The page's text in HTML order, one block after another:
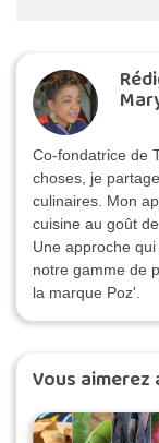
Co-fondatrice de
choses, je
culinaires. Mon
cuisine au goût
Une approche
notre gamme de
la marque Poz'.
Vous aimerez